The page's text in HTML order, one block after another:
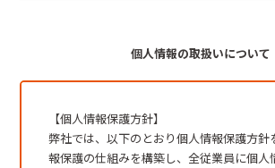
個人情報の取扱いについて
【個人情報保護方針】
弊社では、以下のとおり個人情報保護方針
報保護の仕組みを構築し、全従業員に個人